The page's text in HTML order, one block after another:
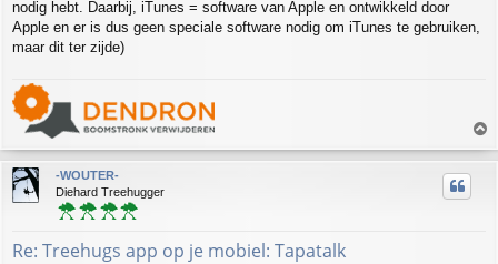
nodig hebt. Daarbij, iTunes = software van Apple en ontwikkeld door
Apple en er is dus geen speciale software nodig om iTunes te gebruiken,
maar dit ter zijde)
p
-WOUTER-
Diehard Treehugger
Re: Treehugs app op je mobiel: Tapatalk